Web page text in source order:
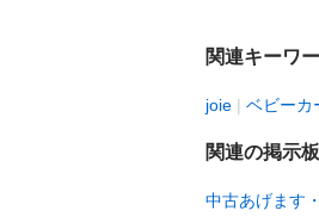
関連キーワ
joie ベビーカ
関連の掲示板
中古あげます